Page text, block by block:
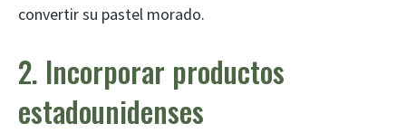
convertir su pastel morado.
2. Incorporar productos
estadounidenses